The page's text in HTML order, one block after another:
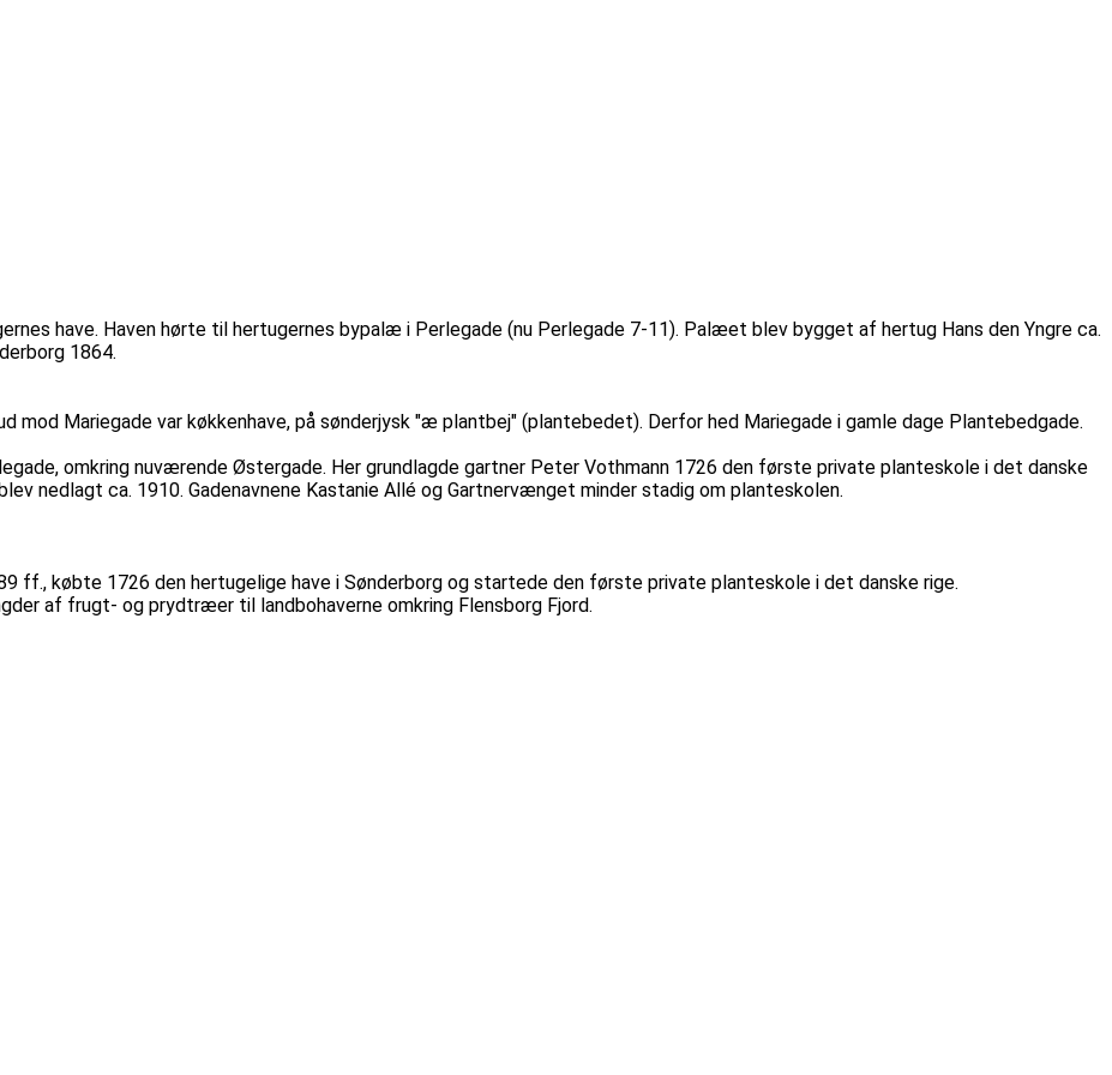
have. Haven hørte til hertugernes bypalæ i Perlegade (nu Perlegade 7-11). Palæet blev bygget af hertug Hans den Yngre ca.
1864.
mod Mariegade var køkkenhave, på sønderjysk "æ plantbej" (plantebedet). Derfor hed Mariegade i gamle dage Plantebedgade.
omkring nuværende Østergade. Her grundlagde gartner Peter Vothmann 1726 den første private planteskole i det danske
nedlagt ca. 1910. Gadenavnene Kastanie Allé og Gartnervænget minder stadig om planteskolen.
ff., købte 1726 den hertugelige have i Sønderborg og startede den første private planteskole i det danske rige.
af frugt- og prydtræer til landbohaverne omkring Flensborg Fjord.